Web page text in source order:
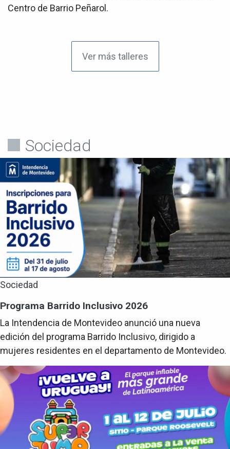
Centro de Barrio Peñarol.
Ver más talleres
Sociedad
Sociedad
Programa Barrido Inclusivo 2026
La Intendencia de Montevideo anunció una nueva
edición del programa Barrido Inclusivo, dirigido a
mujeres residentes en el departamento de Montevideo.